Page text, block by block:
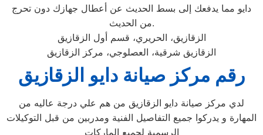
دايو مما يدفعك إلى بسط الحديث عن أعطال جهازك دون تحرج
من الحديث.
الزقازيق، الحريري، قسم أول الزقازيق
الزقازيق شرقية، العصلوجي، مركز الزقازيق
رقم مركز صيانة دايو الزقازيق
لدي مركز صيانة دايو الزقازيق من هم علي درجة عاليه من
المهارة و يدركوا جميع التفاصيل الفنية ومدربين من قبل التوكيلات
الرسمية لجميع الماركات